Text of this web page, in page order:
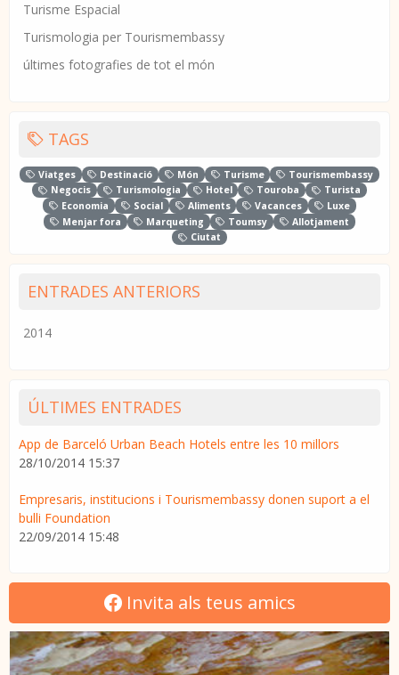
Turisme Espacial
Turismologia per Tourismembassy
últimes fotografies de tot el món
TAGS
Viatges Destinació Món Turisme
Tourismembassy
Negocis
Turismologia Hotel Touroba
Turista
Economia
Social Aliments Vacances
Luxe
Menjar fora
Marqueting Toumsy
Allotjament
Ciutat
ENTRADES ANTERIORS
2014
ÚLTIMES ENTRADES
App de Barceló Urban Beach Hotels entre les 10 millors
28/10/2014 15:37
Empresaris, institucions i Tourismembassy donen suport a el
bulli Foundation
22/09/2014 15:48
Invita als teus amics